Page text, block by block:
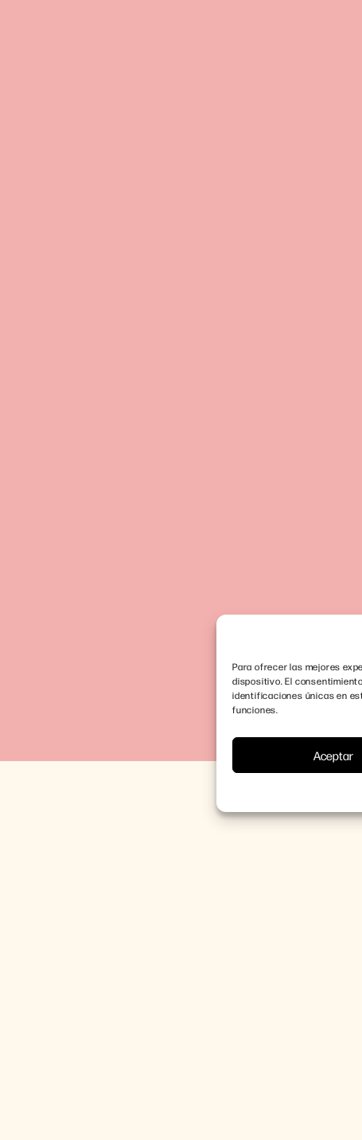
Para ofrecer las mejores
dispositivo. El
identificaciones únicas en
funciones.
Aceptar